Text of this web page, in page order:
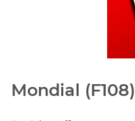
Mondial (F108)